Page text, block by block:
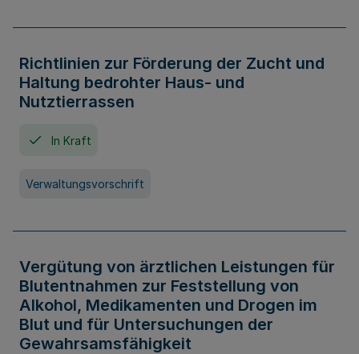
Richtlinien zur Förderung der Zucht und
Haltung bedrohter Haus- und
Nutztierrassen
In Kraft
Verwaltungsvorschrift
Vergütung von ärztlichen Leistungen für
Blutentnahmen zur Feststellung von
Alkohol, Medikamenten und Drogen im
Blut und für Untersuchungen der
Gewahrsamsfähigkeit